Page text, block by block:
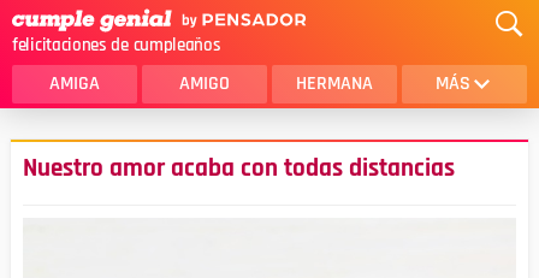
felicitaciones de cumpleaños
AMIGA AMIGO HERMANA MÁS
MAMA
AMOR
Nuestro amor acaba con todas distancias